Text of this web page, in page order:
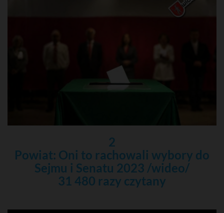
2
Powiat: Oni to rachowali wybory do
Sejmu i Senatu 2023 /wideo/
31 480 razy czytany